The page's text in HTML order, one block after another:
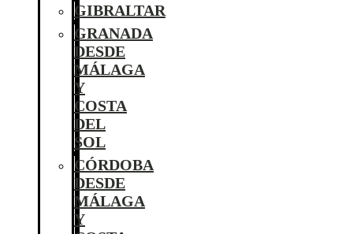
GIBRALTAR
GRANADA
DESDE
MÁLAGA
Y
COSTA
DEL
SOL
CÓRDOBA
DESDE
MÁLAGA
Y